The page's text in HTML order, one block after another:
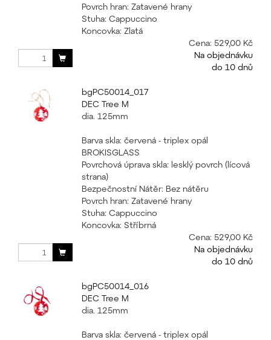
Povrch hran: Zatavené hrany
Stuha: Cappuccino
Koncovka: Zlatá
Cena: 529,00 Kč
Na objednávku
do 10 dnů
bgPC50014_017
DEC Tree M
dia. 125mm
Barva skla: červená - triplex opál
BROKISGLASS
Povrchová úprava skla: lesklý povrch (lícová
strana)
Bezpečnostní Nátěr: Bez nátěru
Povrch hran: Zatavené hrany
Stuha: Cappuccino
Koncovka: Stříbrná
Cena: 529,00 Kč
Na objednávku
do 10 dnů
bgPC50014_016
DEC Tree M
dia. 125mm
Barva skla: červená - triplex opál